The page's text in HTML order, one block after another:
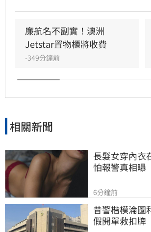
民提前檢查陽台排水、固定招牌
前往山區或海邊，並透過新北災
握最新防災資訊，共同守護城市安
廉航名不副實！澳洲
Jetstar置物櫃將收費
-349分鐘前
相關新聞
長髮女穿內衣
怕報警真相曝
6分鐘前
昔警楷模淪圖
假開單救扣牌